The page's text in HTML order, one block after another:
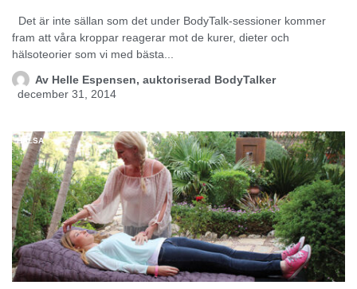
Det är inte sällan som det under BodyTalk-sessioner kommer
fram att våra kroppar reagerar mot de kurer, dieter och
hälsoteorier som vi med bästa...
Av Helle Espensen, auktoriserad BodyTalker
december 31, 2014
HÄLSA